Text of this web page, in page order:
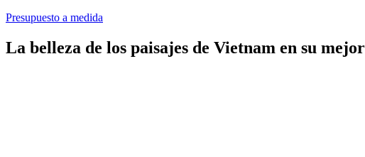
Presupuesto a medida
La belleza de los paisajes de Vietnam en su